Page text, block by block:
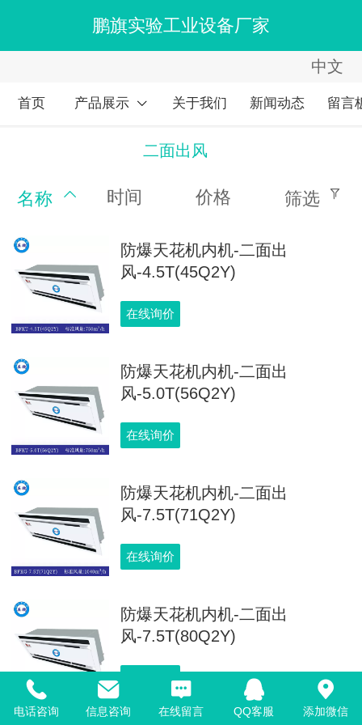
鹏旗实验工业设备厂家
中文
中文
English
首页 产品展示 关于我们 新闻动态 留言
二面出风
名称 时间 价格 筛选
防爆天花机内机-二面出
风-4.5T(45Q2Y)
在线询价
防爆天花机内机-二面出
风-5.0T(56Q2Y)
在线询价
防爆天花机内机-二面出
风-7.5T(71Q2Y)
在线询价
防爆天花机内机-二面出
风-7.5T(80Q2Y)
在线询价
电话咨询 信息咨询 在线留言 QQ客服 添加微信